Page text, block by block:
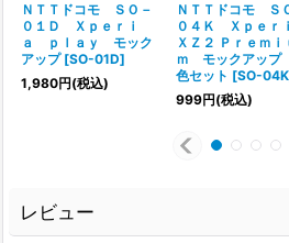
ＮＴＴドコモ ＳＯ－
０１Ｄ Ｘｐｅｒｉ
ａ ｐｌａｙ モック
アップ [SO-01D]
1,980円(税込)
ＮＴＴドコモ Ｓ
０４Ｋ Ｘｐｅｒ
ＸＺ２ Ｐｒｅｍｉ
ｍ モックアップ
色セット [SO-04K
999円(税込)
レビュー